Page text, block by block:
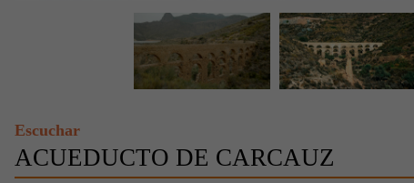
Escuchar
ACUEDUCTO DE CARCAUZ